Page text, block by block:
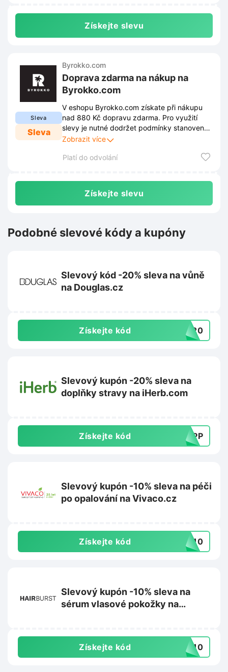
Získejte slevu
Sleva
Sleva
Byrokko.com
Doprava zdarma na nákup na
Byrokko.com
V eshopu Byrokko.com získate při nákupu
nad 880 Kč dopravu zdarma. Pro využití
slevy je nutné dodržet podmínky stanovené
obchodem. Tyto podmínky jsou zveřejněny
se průběžně měnit.
Zobrazit více
Platí do odvolání
Získejte slevu
Podobné slevové kódy a kupóny
Slevový kód -20% sleva na vůně
na Douglas.cz
Získejte kód PY20
Slevový kupón -20% sleva na
doplňky stravy na iHerb.com
Získejte kód SUPP
Slevový kupón -10% sleva na péči
po opalování na Vivaco.cz
Získejte kód VA10
Slevový kupón -10% sleva na
sérum vlasové pokožky na
Získejte kód UM10